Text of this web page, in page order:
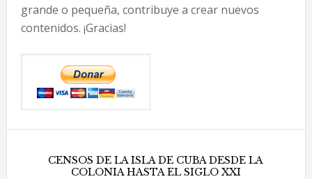
grande o pequeña, contribuye a crear nuevos
contenidos. ¡Gracias!
CENSOS DE LA ISLA DE CUBA DESDE LA
COLONIA HASTA EL SIGLO XXI